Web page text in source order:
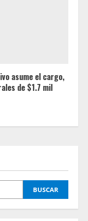
asume el cargo,
de $1.7 mil
BUSCAR